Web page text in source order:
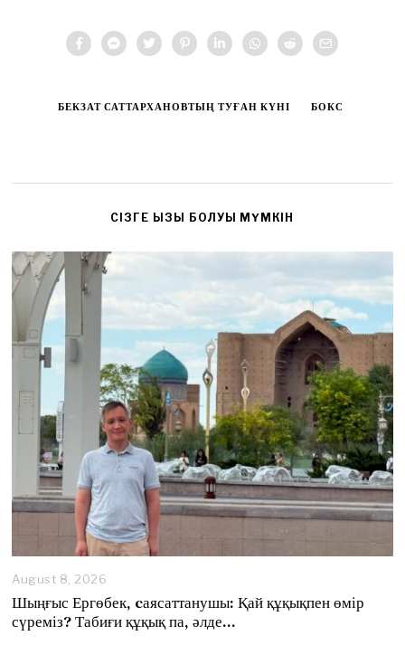
БЕКЗАТ САТТАРХАНОВТЫҢ ТУҒАН КҮНІ БОКС
CІЗГЕ ҚЫЗЫҚ БОЛУЫ МҮМКІН
August 8, 2026
u
g
u
Шыңғыс Ергөбек, cаясаттанушы: Қай құқықпен өмір
сүреміз? Табиғи құқық па, әлде…